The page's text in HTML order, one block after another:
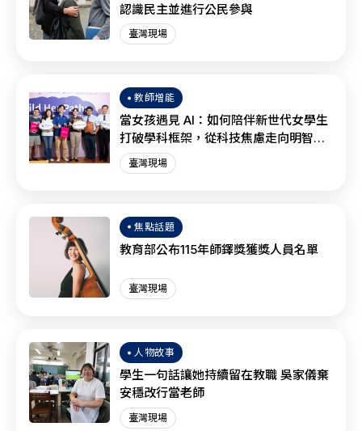
認識民主並進行公民參與
臺灣現場
教師增能
當女孩遇見 AI：如何陪伴新世代女學生
打破學科框架，從科技焦慮走向明智協
作？
臺灣現場
焦點話題
教育部公布115年師鐸獎獲獎人員名單
臺灣現場
人物故事
學生一句話讓她持續留在教職 吳家儀棄
安穩改行當老師
臺灣現場